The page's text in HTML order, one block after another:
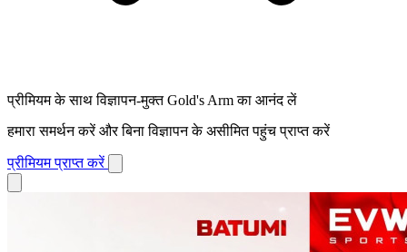
प्रीमियम के साथ विज्ञापन-मुक्त Gold's Arm का आनंद लें
हमारा समर्थन करें और बिना विज्ञापन के असीमित पहुंच प्राप्त करें
प्रीमियम प्राप्त करें